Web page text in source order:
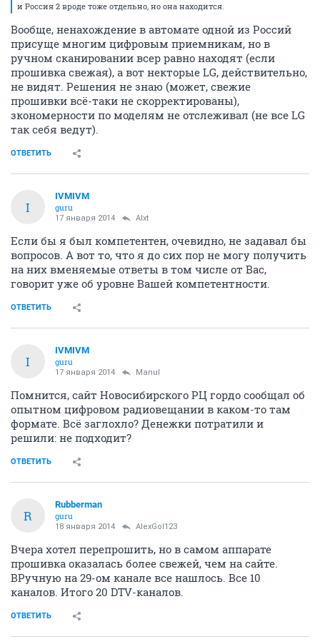
и Россия 2 вроде тоже отдельно, но она находится.
Вообще, ненахождение в автомате одной из Россий
присуще многим цифровым приемникам, но в
ручном сканировании всер равно находят (если
прошивка свежая), а вот некторые LG, действительно,
не видят. Решения не знаю (может, свежие
прошивки всё-таки не скорректированы),
зкономерности по моделям не отслеживал (не все LG
так себя ведут).
ОТВЕТИТЬ
I
IVMIVM
guru
17 января 2014 Alxt
Если бы я был компетентен, очевидно, не задавал бы
вопросов. А вот то, что я до сих пор не могу получить
на них вменяемые ответы в том числе от Вас,
говорит уже об уровне Вашей компетентности.
ОТВЕТИТЬ
I
IVMIVM
guru
17 января 2014 Manul
Помнится, сайт Новосибирского РЦ гордо сообщал об
опытном цифровом радиовещании в каком-то там
формате. Всё заглохло? Денежки потратили и
решили: не подходит?
ОТВЕТИТЬ
R
Rubberman
guru
18 января 2014 AlexGol123
Вчера хотел перепрошить, но в самом аппарате
прошивка оказалась более свежей, чем на сайте.
ВРучную на 29-ом канале все нашлось. Все 10
каналов. Итого 20 DTV-каналов.
ОТВЕТИТЬ